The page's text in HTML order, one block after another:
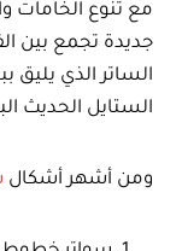
مع تنوع الخامات
جديدة تجمع بين
الساتر الذي يليق
الستايل الحديث
ومن أشهر أشكال